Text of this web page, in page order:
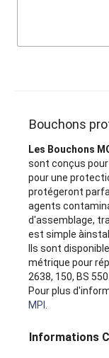
Bouchons
Les Bouchons
sont conçus
pour une
protégeront
agents
d'assemblage,
est simple
Ils sont
métrique pour
2638, 150, BS
Pour plus
MPI
Informations